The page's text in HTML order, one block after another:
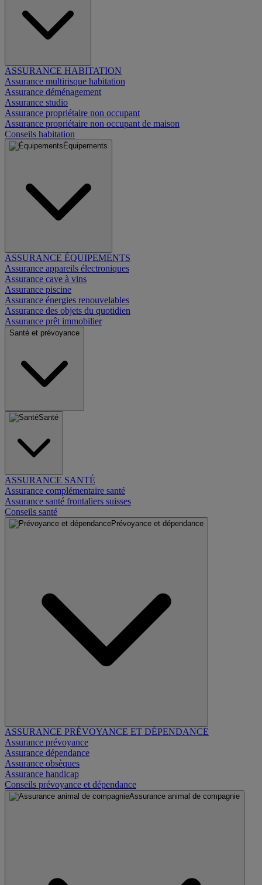
ASSURANCE HABITATION
Assurance multirisque habitation
Assurance déménagement
Assurance studio
Assurance propriétaire non occupant
Assurance propriétaire non occupant de maison
Conseils habitation
Équipements
ASSURANCE ÉQUIPEMENTS
Assurance appareils électroniques
Assurance cave à vins
Assurance piscine
Assurance énergies renouvelables
Assurance des objets du quotidien
Assurance prêt immobilier
Santé et prévoyance
Santé
ASSURANCE SANTÉ
Assurance complémentaire santé
Assurance santé frontaliers suisses
Conseils santé
Prévoyance et dépendance
ASSURANCE PRÉVOYANCE ET DÉPENDANCE
Assurance prévoyance
Assurance dépendance
Assurance obsèques
Assurance handicap
Conseils prévoyance et dépendance
Assurance animal de compagnie